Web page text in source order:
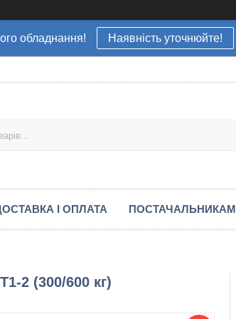
обладнання! Наявність уточнюйте!
І ОПЛАТА ПОСТАЧАЛЬНИКАМ
2 (300/600 кг)